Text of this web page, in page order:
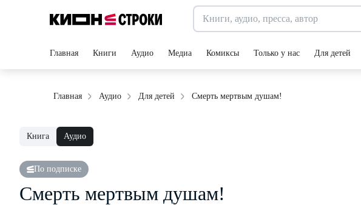
Главная Книги Аудио Медиа Комиксы Только у нас Для детей
Главная Аудио Для детей Смерть мертвым душам!
Книга Аудио
По подписке
Смерть мертвым душам!